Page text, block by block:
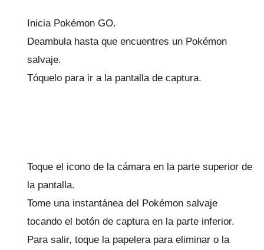
Inicia Pokémon GO.
Deambula hasta que encuentres un Pokémon
salvaje.
Tóquelo para ir a la pantalla de captura.
Toque el icono de la cámara en la parte superior de
la pantalla.
Tome una instantánea del Pokémon salvaje
tocando el botón de captura en la parte inferior.
Para salir, toque la papelera para eliminar o la